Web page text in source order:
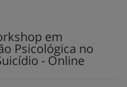
em
Psicológica no
- Online